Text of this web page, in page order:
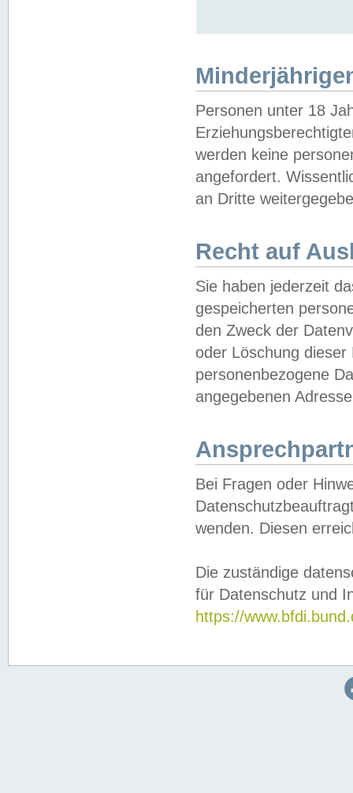
Personen unter 18
werden keine
angefordert.
an Dritte
Recht auf
Sie haben jederzeit
gespeicherten
den Zweck der
oder Löschung
personenbezogene
angegebenen
Bei Fragen oder
wenden. Diesen
Die zuständige
für Datenschutz und
https://